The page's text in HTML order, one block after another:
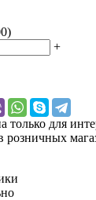
+
только для
розничных